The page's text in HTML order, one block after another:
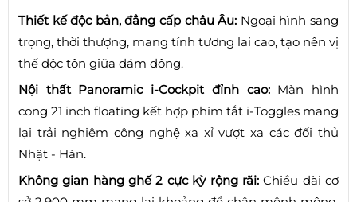
Thiết kế độc bản, đẳng cấp châu Âu: Ngoại hình sang
trọng, thời thượng, mang tính tương lai cao, tạo nên vị
thế độc tôn giữa đám đông.
Nội thất Panoramic i-Cockpit đỉnh cao:Màn hình
cong 21 inch floating kết hợp phím tắt i-Toggles mang
lại trải nghiệm công nghệ xa xỉ vượt xa các đối thủ
Nhật - Hàn.
Không gian hàng ghế 2 cực kỳ rộng rãi:Chiều dài cơ